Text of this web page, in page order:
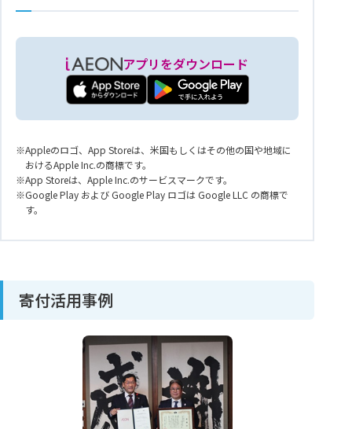
アプリをダウンロード
Appleのロゴ、App Storeは、米国もしくはその他の国や地域に
おけるApple Inc.の商標です。
App Storeは、Apple Inc.のサービスマークです。
Google Play および Google Play ロゴは Google LLC の商標で
す。
寄付活用事例